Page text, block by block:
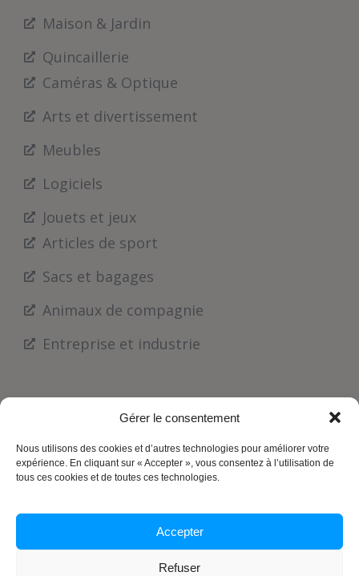
Gérer le consentement
Nous utilisons des cookies et d’autres technologies pour améliorer votre
expérience. En cliquant sur « Accepter », vous consentez à l’utilisation de
tous ces cookies et de toutes ces technologies.
Accepter
Refuser
Maison & Jardin
Quincaillerie
Caméras & Optique
Arts et divertissement
Meubles
Logiciels
Jouets et jeux
Articles de sport
Sacs et bagages
Animaux de compagnie
Entreprise et industrie